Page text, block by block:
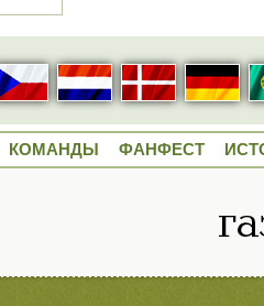
КОМАНДЫ ФАНФЕСТ